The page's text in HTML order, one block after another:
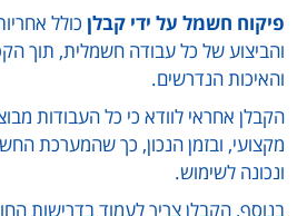
פיקוח חשמל על ידי קבלןכולל
והביצוע של כל עבודה חשמלית, תוך
והאיכות הנדרשים.
הקבלן אחראי לוודא כי כל העבודות
מקצועי, ובזמן הנכון, כך שהמערכת
ונכונה לשימוש.
בנוסף, הקבלן צריך לעמוד בדרישות